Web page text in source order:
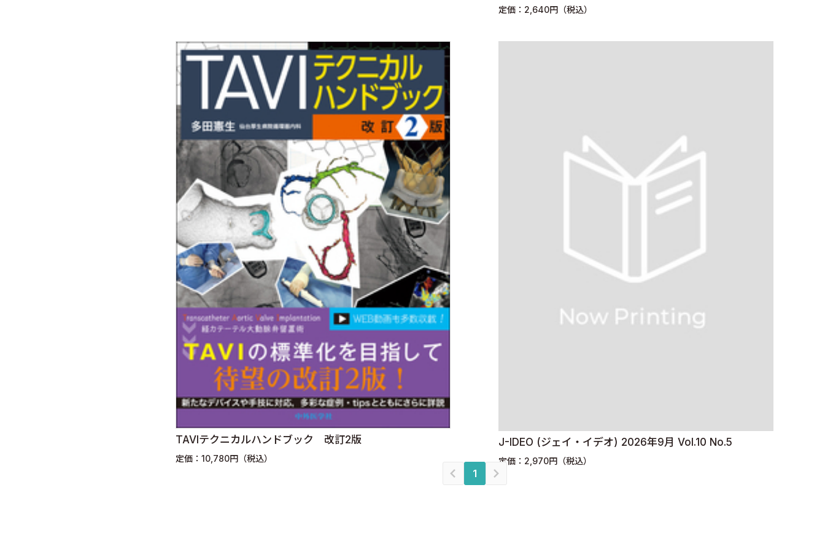
定価：2,640円（税込）
TAVIテクニカルハンドブック 改訂2版
定価：10,780円（税込）
J-IDEO (ジェイ・イデオ) 2026年9月 Vol.10 No.5
定価：2,970円（税込）
1